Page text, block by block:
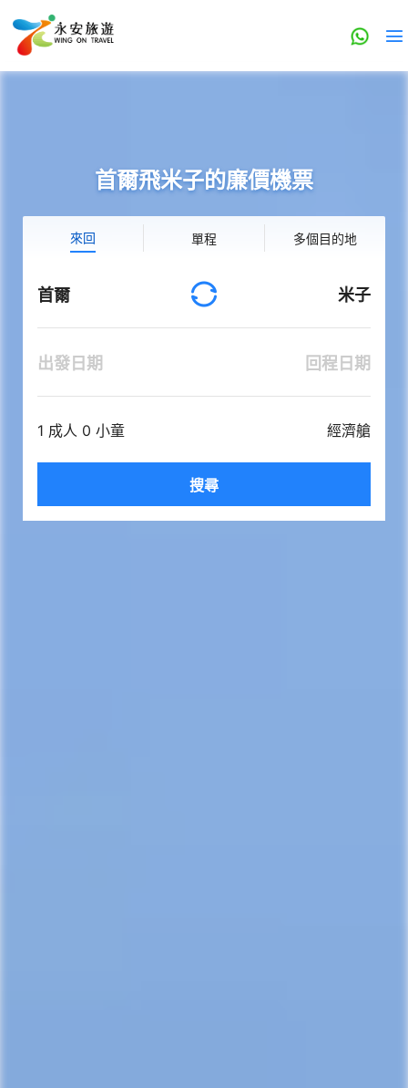
首爾飛米子的廉價機票
來回 單程 多個目的地
首爾 米子
出發日期 回程日期
1 成人 0 小童 經濟艙
搜尋